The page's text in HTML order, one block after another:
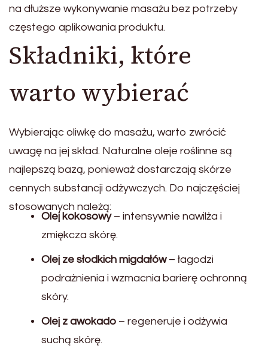
na dłuższe wykonywanie masażu bez potrzeby
częstego aplikowania produktu.
Składniki, które
warto wybierać
Wybierając oliwkę do masażu, warto zwrócić
uwagę na jej skład. Naturalne oleje roślinne są
najlepszą bazą, ponieważ dostarczają skórze
cennych substancji odżywczych. Do najczęściej
stosowanych należą:
Olej kokosowy– intensywnie nawilża i
zmiękcza skórę.
Olej ze słodkich migdałów– łagodzi
podrażnienia i wzmacnia barierę ochronną
skóry.
Olej z awokado – regeneruje i odżywia
suchą skórę.